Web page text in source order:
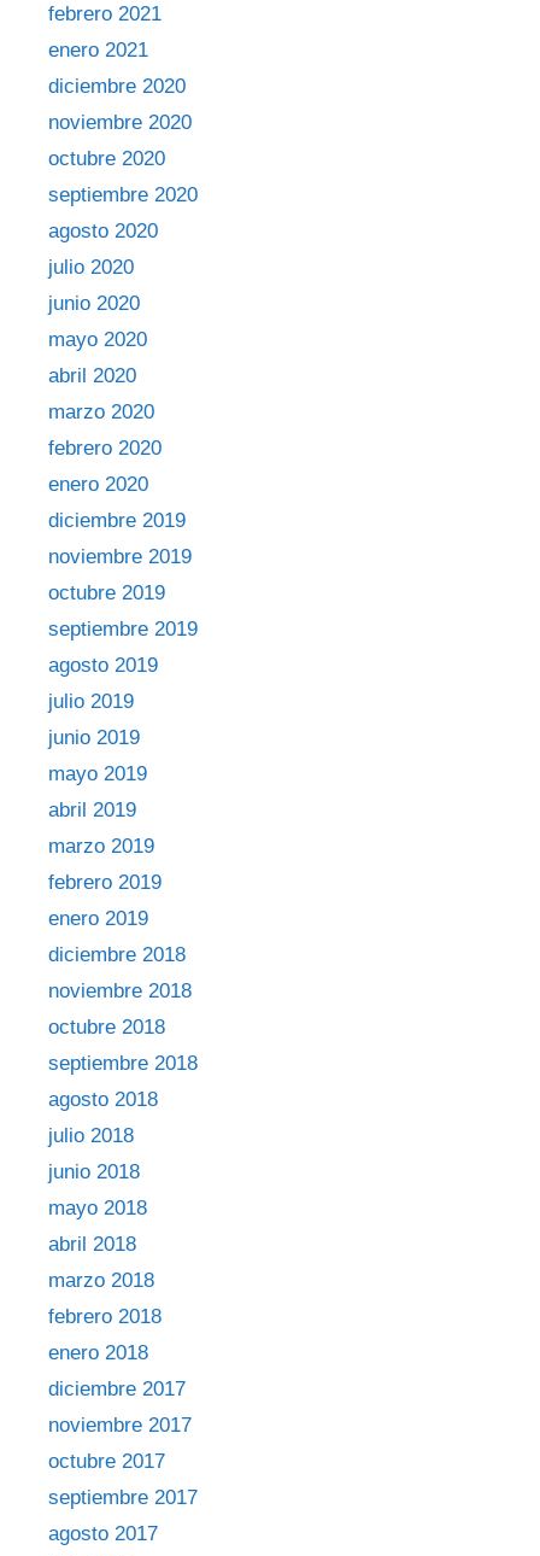
febrero 2021
enero 2021
diciembre 2020
noviembre 2020
octubre 2020
septiembre 2020
agosto 2020
julio 2020
junio 2020
mayo 2020
abril 2020
marzo 2020
febrero 2020
enero 2020
diciembre 2019
noviembre 2019
octubre 2019
septiembre 2019
agosto 2019
julio 2019
junio 2019
mayo 2019
abril 2019
marzo 2019
febrero 2019
enero 2019
diciembre 2018
noviembre 2018
octubre 2018
septiembre 2018
agosto 2018
julio 2018
junio 2018
mayo 2018
abril 2018
marzo 2018
febrero 2018
enero 2018
diciembre 2017
noviembre 2017
octubre 2017
septiembre 2017
agosto 2017